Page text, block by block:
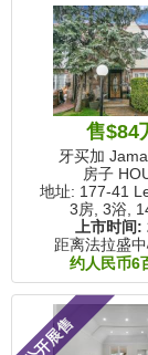
售$84
牙买加
房子
地址: 177-41
3房, 3浴,
上市时间:
距离法拉盛
约人民币6
公开展售